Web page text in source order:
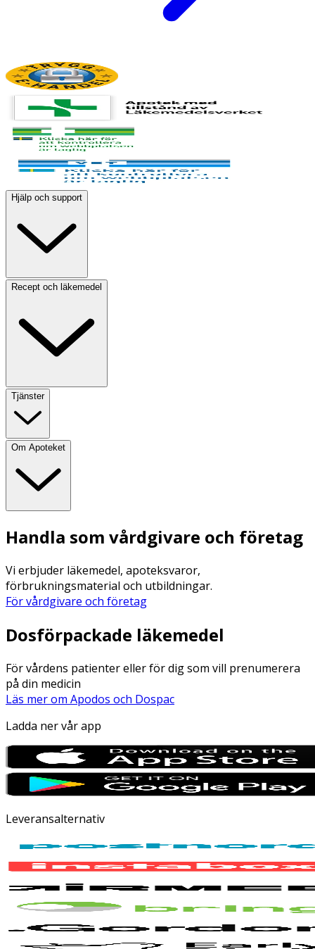
Hjälp och support
Recept och läkemedel
Tjänster
Om Apoteket
Handla som vårdgivare och företag
Vi erbjuder läkemedel, apoteksvaror,
förbrukningsmaterial och utbildningar.
För vårdgivare och företag
Dosförpackade läkemedel
För vårdens patienter eller för dig som vill prenumerera
på din medicin
Läs mer om Apodos och Dospac
Ladda ner vår app
Leveransalternativ